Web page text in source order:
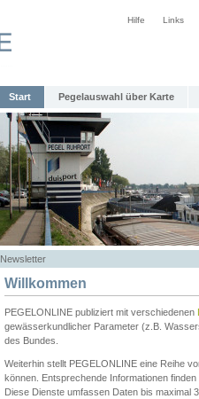
Hilfe Links
Start Pegelauswahl über Karte
Newsletter
Willkommen
PEGELONLINE publiziert mit verschiedenen
gewässerkundlicher Parameter (z.B.
des Bundes.
Weiterhin stellt PEGELONLINE eine Reihe
können. Entsprechende Informationen finden
Diese Dienste umfassen Daten bis maximal